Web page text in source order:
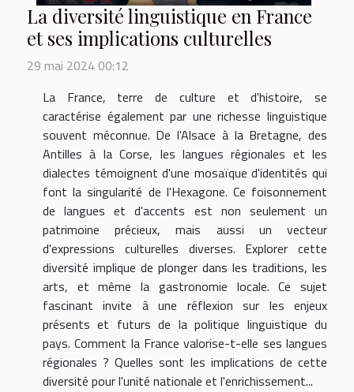
La diversité linguistique en France
et ses implications culturelles
29 mai 2024 00:12
La France, terre de culture et d'histoire, se
caractérise également par une richesse linguistique
souvent méconnue. De l'Alsace à la Bretagne, des
Antilles à la Corse, les langues régionales et les
dialectes témoignent d'une mosaïque d'identités qui
font la singularité de l'Hexagone. Ce foisonnement
de langues et d'accents est non seulement un
patrimoine précieux, mais aussi un vecteur
d'expressions culturelles diverses. Explorer cette
diversité implique de plonger dans les traditions, les
arts, et même la gastronomie locale. Ce sujet
fascinant invite à une réflexion sur les enjeux
présents et futurs de la politique linguistique du
pays. Comment la France valorise-t-elle ses langues
régionales ? Quelles sont les implications de cette
diversité pour l'unité nationale et l'enrichissement...